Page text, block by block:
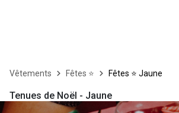
Vêtements Fêtes ⭐ Fêtes ⭐ Jaune
Tenues de Noël - Jaune